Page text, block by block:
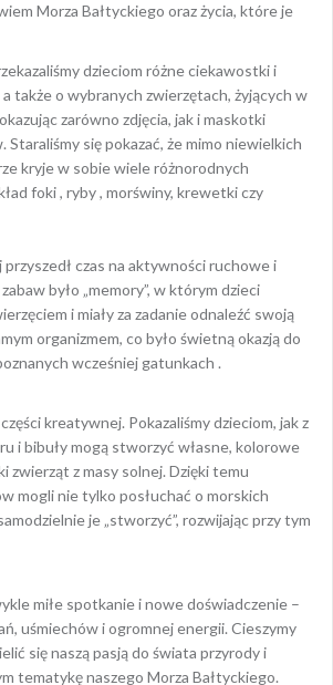
Morza Bałtyckiego oraz życia, które je
dzieciom różne ciekawostki i
także o wybranych zwierzętach, żyjących w
zarówno zdjęcia, jak i maskotki
Staraliśmy się pokazać, że mimo niewielkich
kryje w sobie wiele różnorodnych
foki , ryby , morświny, krewetki czy
przyszedł czas na aktywności ruchowe i
było „memory”, w którym dzieci
i miały za zadanie odnaleźć swoją
organizmem, co było świetną okazją do
wcześniej gatunkach .
kreatywnej. Pokazaliśmy dzieciom, jak z
i bibuły mogą stworzyć własne, kolorowe
zwierząt z masy solnej. Dzięki temu
mogli nie tylko posłuchać o morskich
je „stworzyć”, rozwijając przy tym
miłe spotkanie i nowe doświadczenie –
uśmiechów i ogromnej energii. Cieszymy
się naszą pasją do świata przyrody i
tematykę naszego Morza Bałtyckiego.